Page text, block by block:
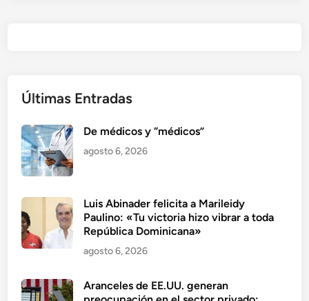
Últimas Entradas
De médicos y “médicos”
agosto 6, 2026
Luis Abinader felicita a Marileidy
Paulino: «Tu victoria hizo vibrar a toda
República Dominicana»
agosto 6, 2026
Aranceles de EE.UU. generan